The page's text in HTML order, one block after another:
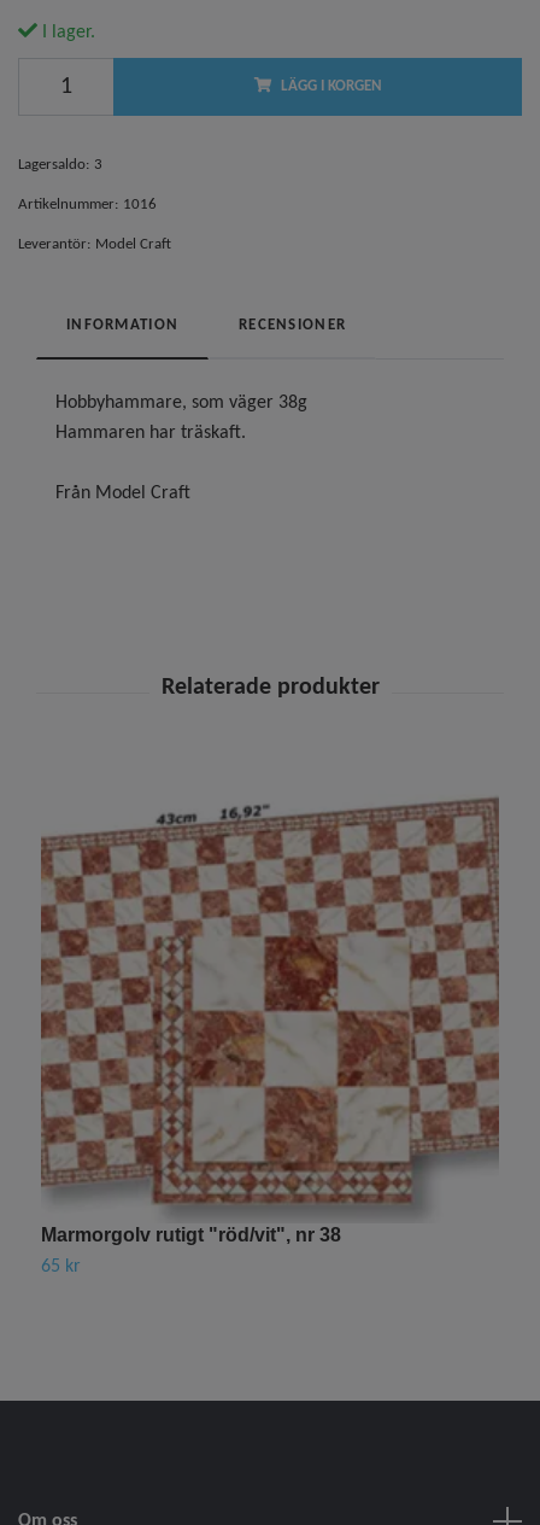
I lager.
LÄGG I KORGEN
Lagersaldo: 3
Artikelnummer: 1016
Leverantör: Model Craft
INFORMATION RECENSIONER
Hobbyhammare, som väger 38g
Hammaren har träskaft.
Från Model Craft
Marmorgolv rutigt "röd/vit", nr 38
65 kr